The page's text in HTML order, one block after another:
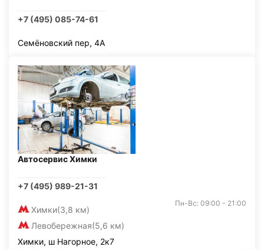
+7 (495) 085-74-61
Семёновский пер, 4А
Автосервис Химки
+7 (495) 989-21-31
Химки(3,8 км)
Левобережная(5,6 км)
Пн-Вс: 09:00 - 21:00
Химки, ш Нагорное, 2к7